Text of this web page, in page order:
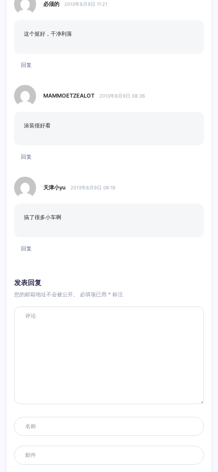
必须的 2013年8月9日 11:21
这个挺好，干净利落
回复
MAMMOETZEALOT 2013年8月9日 08:36
涂装很好看
回复
天津小yu 2013年8月9日 08:19
搞了很多小车啊
回复
发表回复
您的邮箱地址不会被公开。 必填项已用 * 标注